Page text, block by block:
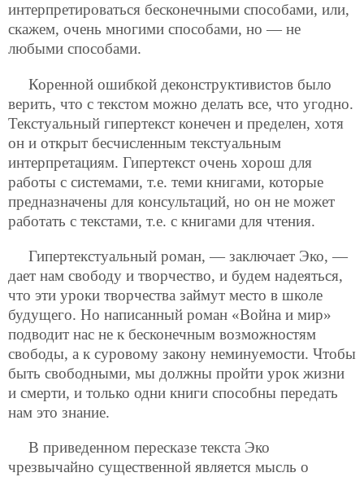
интерпретироваться бесконечными способами, или,
скажем, очень многими способами, но — не
любыми способами.
Коренной ошибкой деконструктивистов было
верить, что с текстом можно делать все, что угодно.
Текстуальный гипертекст конечен и пределен, хотя
он и открыт бесчисленным текстуальным
интерпретациям. Гипертекст очень хорош для
работы с системами, т.е. теми книгами, которые
предназначены для консультаций, но он не может
работать с текстами, т.е. с книгами для чтения.
Гипертекстуальный роман, — заключает Эко, —
дает нам свободу и творчество, и будем надеяться,
что эти уроки творчества займут место в школе
будущего. Но написанный роман «Война и мир»
подводит нас не к бесконечным возможностям
свободы, а к суровому закону неминуемости. Чтобы
быть свободными, мы должны пройти урок жизни
и смерти, и только одни книги способны передать
нам это знание.
В приведенном пересказе текста Эко
чрезвычайно существенной является мысль о